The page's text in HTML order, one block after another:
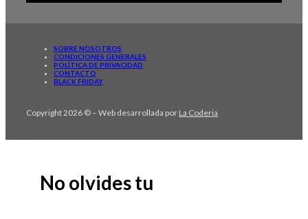
SOBRE NOSOTROS
CONDICIONES GENERALES
POLÍTICA DE PRIVACIDAD
CONTACTO
BLACK FRIDAY
Copyright 2026 © – Web desarrollada por La Coderia
No olvides tu